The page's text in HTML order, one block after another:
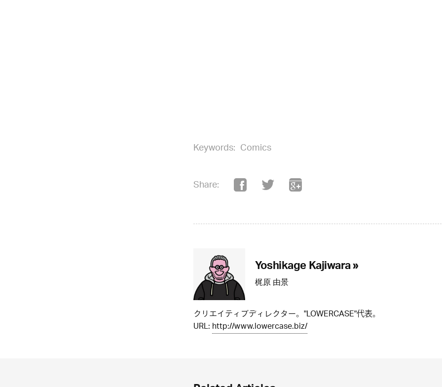
Keywords: Comics
Share:
Yoshikage Kajiwara »
梶原 由景
クリエイティブディレクター。"LOWERCASE"代表。
URL:http://www.lowercase.biz/